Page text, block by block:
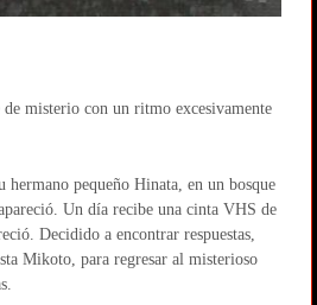
misterio con un ritmo excesivamente
hermano pequeño Hinata, en un bosque
Un día recibe una cinta VHS de
Decidido a encontrar respuestas,
Mikoto, para regresar al misterioso